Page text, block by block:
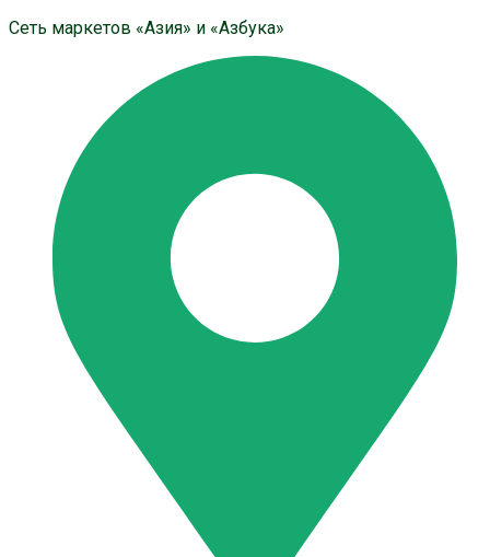
Сеть маркетов «Азия» и «Азбука»